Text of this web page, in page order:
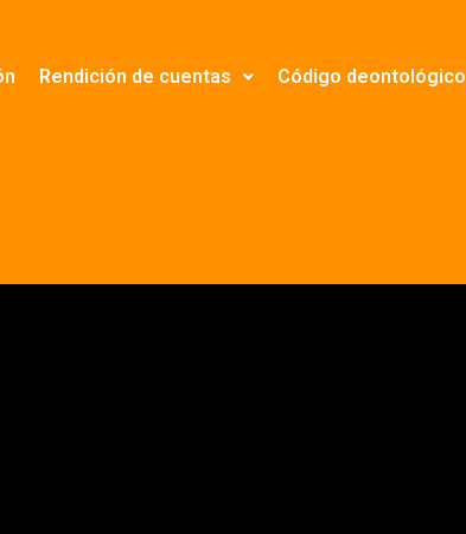
Rendición de cuentas Código deontológico